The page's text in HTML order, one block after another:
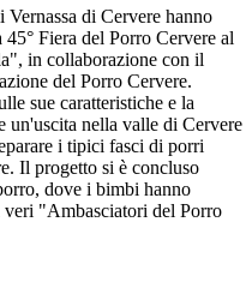
Vernassa di Cervere hanno
Fiera del Porro Cervere al
in collaborazione con il
del Porro Cervere.
sue caratteristiche e la
un'uscita nella valle di Cervere
i tipici fasci di porri
Il progetto si è concluso
dove i bimbi hanno
veri "Ambasciatori del Porro